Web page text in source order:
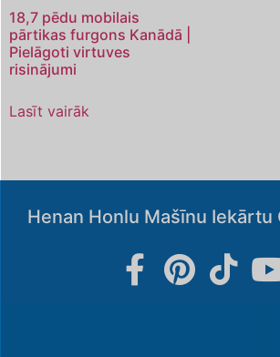
18,7 pēdu mobilais
pārtikas furgons Kanādā |
Pielāgoti virtuves
risinājumi
Lasīt vairāk
Henan Honlu Mašīnu Iekārtu